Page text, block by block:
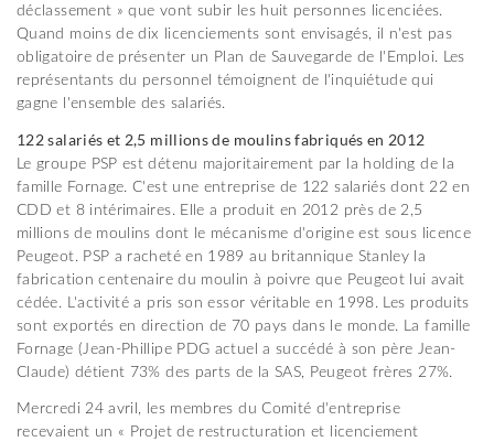
déclassement » que vont subir les huit personnes licenciées.
Quand moins de dix licenciements sont envisagés, il n'est pas
obligatoire de présenter un Plan de Sauvegarde de l'Emploi. Les
représentants du personnel témoignent de l'inquiétude qui
gagne l'ensemble des salariés.
122 salariés et 2,5 millions de moulins fabriqués en 2012
Le groupe PSP est détenu majoritairement par la holding de la
famille Fornage. C'est une entreprise de 122 salariés dont 22 en
CDD et 8 intérimaires. Elle a produit en 2012 près de 2,5
millions de moulins dont le mécanisme d'origine est sous licence
Peugeot. PSP a racheté en 1989 au britannique Stanley la
fabrication centenaire du moulin à poivre que Peugeot lui avait
cédée. L'activité a pris son essor véritable en 1998. Les produits
sont exportés en direction de 70 pays dans le monde. La famille
Fornage (Jean-Phillipe PDG actuel a succédé à son père Jean-
Claude) détient 73% des parts de la SAS, Peugeot frères 27%.
Mercredi 24 avril, les membres du Comité d'entreprise
recevaient un « Projet de restructuration et licenciement